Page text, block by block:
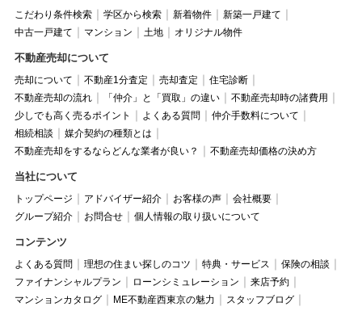
こだわり条件検索 学区から検索 新着物件
新築一戸建て
中古一戸建て
マンション 土地 オリジナル物件
不動産売却について
売却について 不動産1分査定 売却査定
住宅診断
不動産売却の流れ
「仲介」と「買取」の違い
不動産売却時の諸費用
少しでも高く売るポイント
よくある質問
仲介手数料について
相続相談
媒介契約の種類とは
不動産売却をするならどんな業者が良い？
不動産売却価格の決め方
当社について
トップページ アドバイザー紹介 お客様の声
会社概要
グループ紹介
お問合せ 個人情報の取り扱いについて
コンテンツ
よくある質問 理想の住まい探しのコツ 特典・サービス
保険の相談
ファイナンシャルプラン
ローンシミュレーション
来店予約
マンションカタログ
ME不動産西東京の魅力
スタッフブログ